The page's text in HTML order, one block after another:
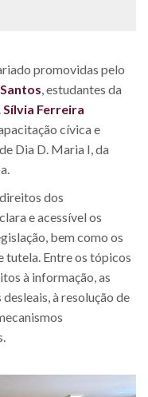
promovidas pelo
, estudantes da
Sílvia Ferreira
cívica e
Dia D. Maria I, da
dos
e acessível os
bem como os
tutela. Entre os tópicos
à informação, as
à resolução de